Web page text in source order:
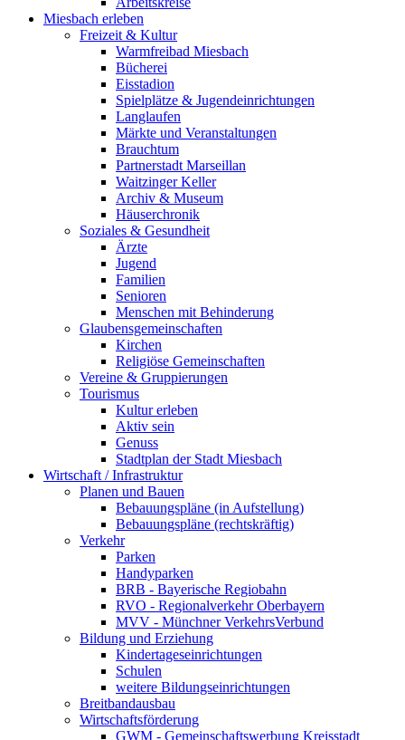
Miesbach erleben
Freizeit & Kultur
Warmfreibad Miesbach
Bücherei
Eisstadion
Spielplätze & Jugendeinrichtungen
Langlaufen
Märkte und Veranstaltungen
Brauchtum
Partnerstadt Marseillan
Waitzinger Keller
Archiv & Museum
Häuserchronik
Soziales & Gesundheit
Ärzte
Jugend
Familien
Senioren
Menschen mit Behinderung
Glaubensgemeinschaften
Kirchen
Religiöse Gemeinschaften
Vereine & Gruppierungen
Tourismus
Kultur erleben
Aktiv sein
Genuss
Stadtplan der Stadt Miesbach
Wirtschaft / Infrastruktur
Planen und Bauen
Bebauungspläne (in Aufstellung)
Bebauungspläne (rechtskräftig)
Verkehr
Parken
Handyparken
BRB - Bayerische Regiobahn
RVO - Regionalverkehr Oberbayern
MVV - Münchner VerkehrsVerbund
Bildung und Erziehung
Kindertageseinrichtungen
Schulen
weitere Bildungseinrichtungen
Breitbandausbau
Wirtschaftsförderung
GWM - Gemeinschaftswerbung Kreisstadt